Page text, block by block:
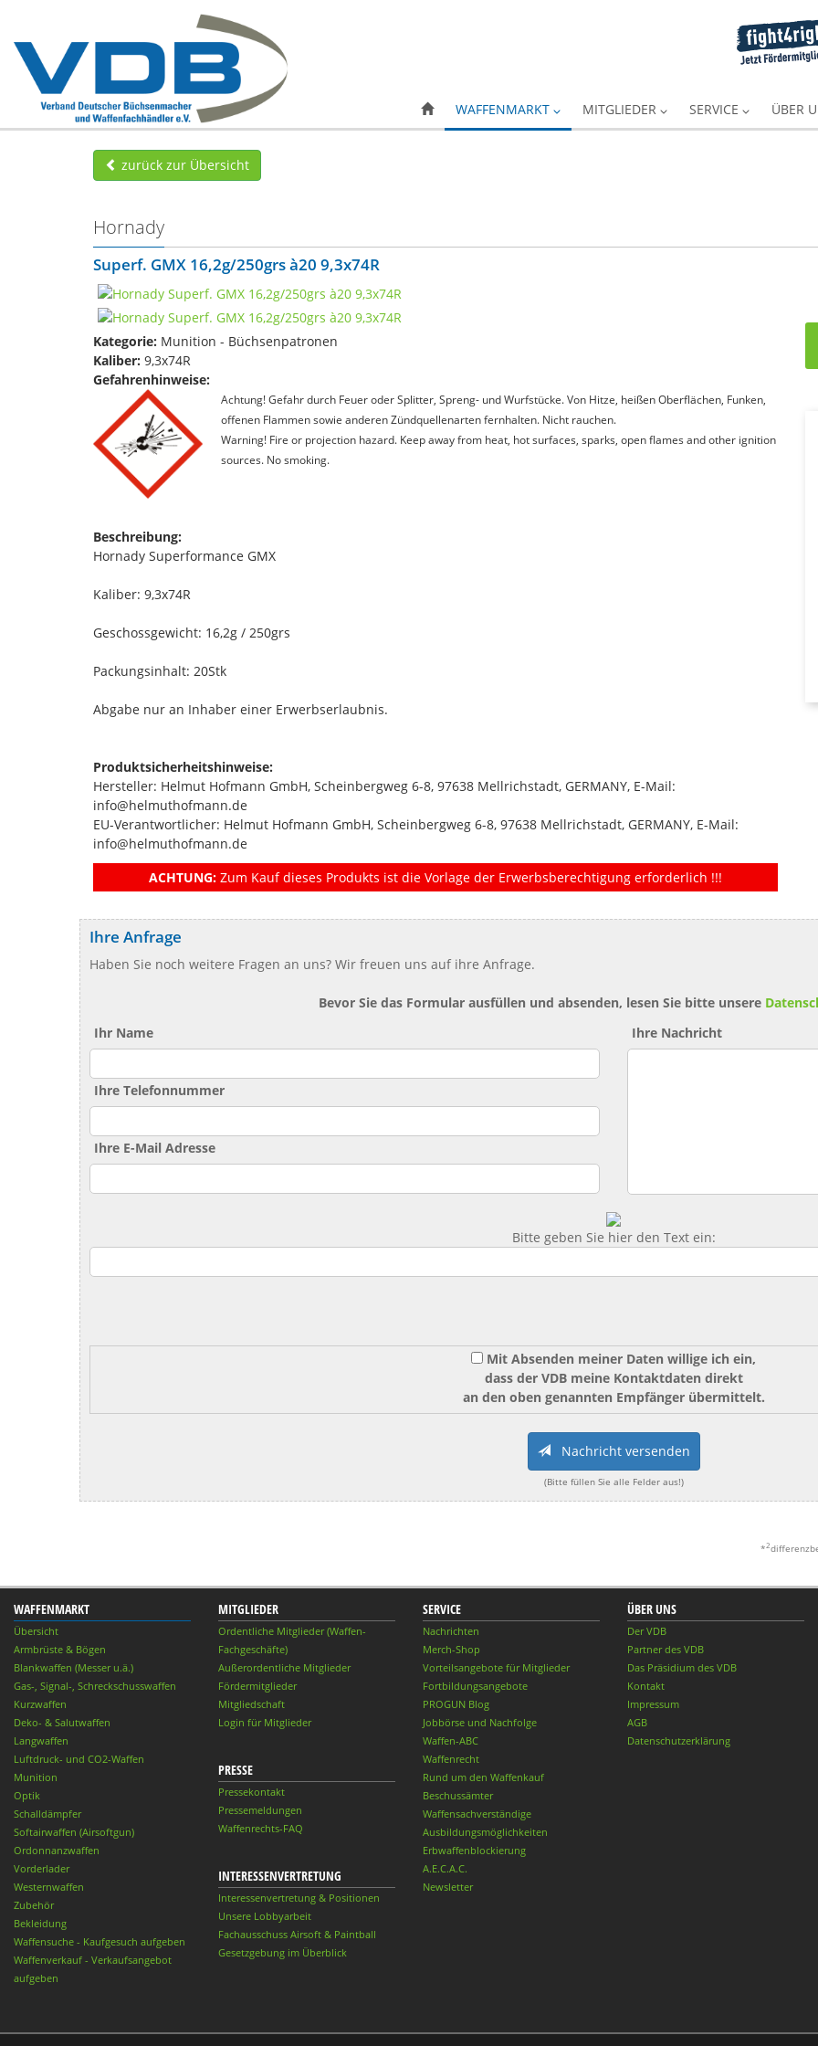
WAFFENMARKT MITGLIEDER SERVICE ÜBER
zurück zur Übersicht
Hornady
Superf. GMX 16,2g/250grs à20 9,3x74R
Kategorie: Munition - Büchsenpatronen
Kaliber: 9,3x74R
Gefahrenhinweise:
Achtung! Gefahr durch Feuer oder Splitter, Spreng- und Wurfstücke. Von Hitze, heißen Oberflächen, Funken,
offenen Flammen sowie anderen Zündquellenarten fernhalten. Nicht rauchen.
Warning! Fire or projection hazard. Keep away from heat, hot surfaces, sparks, open flames and other ignition
sources. No smoking.
Beschreibung:
Hornady Superformance GMX
Kaliber: 9,3x74R
Geschossgewicht: 16,2g / 250grs
Packungsinhalt: 20Stk
Abgabe nur an Inhaber einer Erwerbserlaubnis.
Produktsicherheitshinweise:
Hersteller: Helmut Hofmann GmbH, Scheinbergweg 6-8, 97638 Mellrichstadt, GERMANY, E-Mail:
info@helmuthofmann.de
EU-Verantwortlicher: Helmut Hofmann GmbH, Scheinbergweg 6-8, 97638 Mellrichstadt, GERMANY, E-Mail:
info@helmuthofmann.de
ACHTUNG: Zum Kauf dieses Produkts ist die Vorlage der Erwerbsberechtigung erforderlich !!!
Ihre Anfrage
Haben Sie noch weitere Fragen an uns? Wir freuen uns auf ihre Anfrage.
Bevor Sie das Formular ausfüllen und absenden, lesen Sie bitte unsere
Ihr Name
Ihre Telefonnummer
Ihre E-Mail Adresse
Ihre Nachricht
Bitte geben Sie hier den Text ein:
Mit Absenden meiner Daten willige ich ein,
dass der VDB meine Kontaktdaten direkt
an den oben genannten Empfänger übermittelt.
Nachricht versenden
(Bitte füllen Sie alle Felder aus!)
*2
WAFFENMARKT
Übersicht
Armbrüste & Bögen
Blankwaffen (Messer u.ä.)
Gas-, Signal-, Schreckschusswaffen
Kurzwaffen
Deko- & Salutwaffen
Langwaffen
Luftdruck- und CO2-Waffen
Munition
Optik
Schalldämpfer
Softairwaffen (Airsoftgun)
Ordonnanzwaffen
Vorderlader
Westernwaffen
Zubehör
Bekleidung
Waffensuche - Kaufgesuch aufgeben
Waffenverkauf - Verkaufsangebot
aufgeben
MITGLIEDER
Ordentliche Mitglieder (Waffen-
Fachgeschäfte)
Außerordentliche Mitglieder
Fördermitglieder
Mitgliedschaft
Login für Mitglieder
PRESSE
Pressekontakt
Pressemeldungen
Waffenrechts-FAQ
INTERESSENVERTRETUNG
Interessenvertretung & Positionen
Unsere Lobbyarbeit
Fachausschuss Airsoft & Paintball
Gesetzgebung im Überblick
SERVICE
Nachrichten
Merch-Shop
Vorteilsangebote für Mitglieder
Fortbildungsangebote
PROGUN Blog
Jobbörse und Nachfolge
Waffen-ABC
Waffenrecht
Rund um den Waffenkauf
Beschussämter
Waffensachverständige
Ausbildungsmöglichkeiten
Erbwaffenblockierung
A.E.C.A.C.
Newsletter
ÜBER UNS
Der VDB
Partner des VDB
Das Präsidium des VDB
Kontakt
Impressum
AGB
Datenschutzerklärung